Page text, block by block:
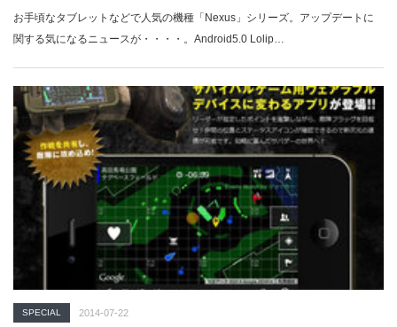
お手頃なタブレットなどで人気の機種「Nexus」シリーズ。アップデートに
関する気になるニュースが・・・・。Android5.0 Lolip…
SPECIAL 2014-07-22